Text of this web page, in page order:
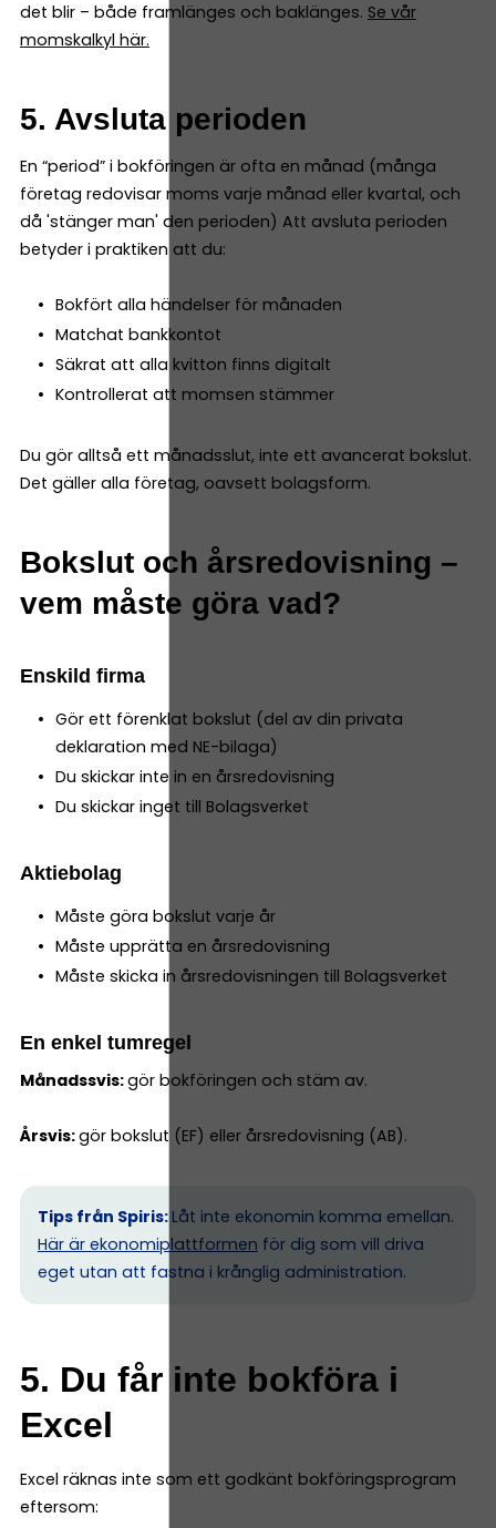
det blir – både framlänges och baklänges. Se vår
momskalkyl här.
5. Avsluta perioden
En “period” i bokföringen är ofta en månad (många
företag redovisar moms varje månad eller kvartal, och
då 'stänger man' den perioden) Att avsluta perioden
betyder i praktiken att du:
Bokfört alla händelser för månaden
Matchat bankkontot
Säkrat att alla kvitton finns digitalt
Kontrollerat att momsen stämmer
Du gör alltså ett månadsslut, inte ett avancerat bokslut.
Det gäller alla företag, oavsett bolagsform.
Bokslut och årsredovisning –
vem måste göra vad?
Enskild firma
Gör ett förenklat bokslut (del av din privata
deklaration med NE-bilaga)
Du skickar inte in en årsredovisning
Du skickar inget till Bolagsverket
Aktiebolag
Måste göra bokslut varje år
Måste upprätta en årsredovisning
Måste skicka in årsredovisningen till Bolagsverket
En enkel tumregel
Månadssvis:gör bokföringen och stäm av.
Årsvis:gör bokslut (EF) eller årsredovisning (AB).
Tips från Spiris: Låt inte ekonomin komma emellan.
Här är ekonomiplattformen för dig som vill driva
eget utan att fastna i krånglig administration.
5. Du får inte bokföra i
Excel
Excel räknas inte som ett godkänt bokföringsprogram
eftersom: